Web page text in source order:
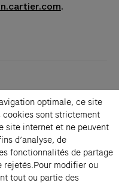
.
optimale, ce site
sont strictement
site internet et ne peuvent
d’analyse, de
fonctionnalités de partage
rejetés.Pour modifier ou
tout ou partie des